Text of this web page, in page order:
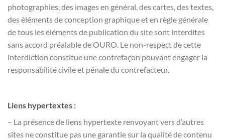
photographies, des images en général, des cartes, des textes,
des éléments de conception graphique et en règle générale
de tous les éléments de publication du site sont interdites
sans accord préalable de OURO. Le non-respect de cette
interdiction constitue une contrefaçon pouvant engager la
responsabilité civile et pénale du contrefacteur.
Liens hypertextes :
– La présence de liens hypertexte renvoyant vers d’autres
sites ne constitue pas une garantie sur la qualité de contenu